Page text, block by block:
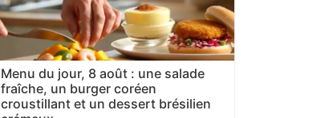
Menu du jour, 8 août : une salade
fraîche, un burger coréen
croustillant et un dessert brésilien